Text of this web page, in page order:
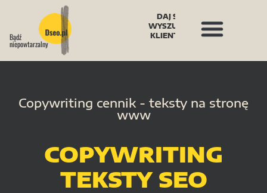
Bądź
niepowtarzalny
DAJ SIĘ
WYSZUKAĆ
KLIENTOM
Copywriting cennik - teksty na stronę
www
COPYWRITING
TEKSTY SEO